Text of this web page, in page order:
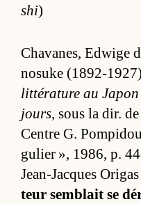
shi)
Cha­va­nes, Ed­wige
no­suke (1892-
lit­té­ra­ture au
jours, sous la dir.
Centre G.
gu­lier », 1986, p.
Jean-Jacques
teur sem­blait se